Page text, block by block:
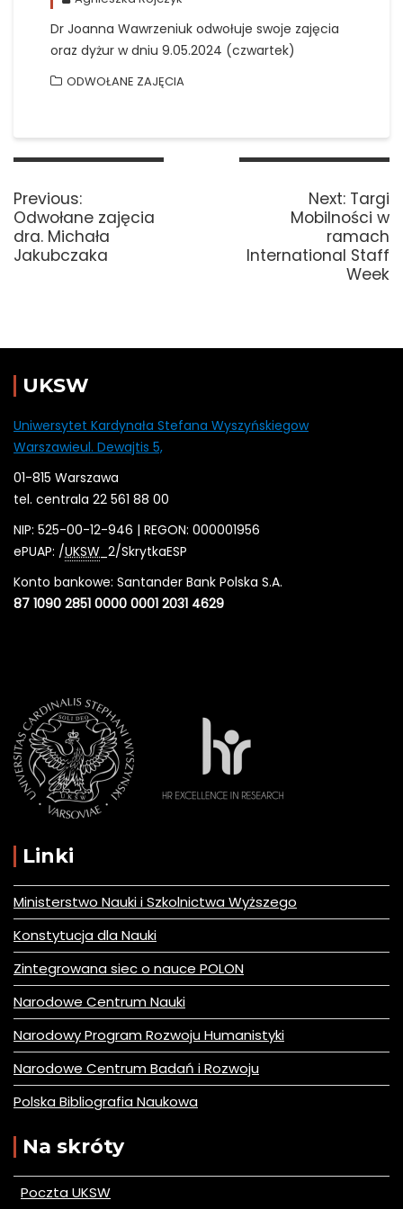
Dr Joanna Wawrzeniuk odwołuje swoje zajęcia
oraz dyżur w dniu 9.05.2024 (czwartek)
ODWOŁANE ZAJĘCIA
Nawigacja
Previous:Previous
post:
Odwołane zajęcia
dra. Michała
Jakubczaka
Next: Next
post:
Targi
Mobilności w
ramach
International Staff
Week
UKSW
Uniwersytet Kardynała Stefana Wyszyńskiegow
Warszawieul. Dewajtis 5,
01-815 Warszawa
tel. centrala 22 561 88 00
NIP: 525-00-12-946 | REGON: 000001956
ePUAP: /UKSW _2/SkrytkaESP
Konto bankowe: Santander Bank Polska S.A.
87 1090 2851 0000 0001 2031 4629
Linki
Ministerstwo Nauki i Szkolnictwa Wyższego
Konstytucja dla Nauki
Zintegrowana siec o nauce POLON
Narodowe Centrum Nauki
Narodowy Program Rozwoju Humanistyki
Narodowe Centrum Badań i Rozwoju
Polska Bibliografia Naukowa
Na skróty
Poczta UKSW